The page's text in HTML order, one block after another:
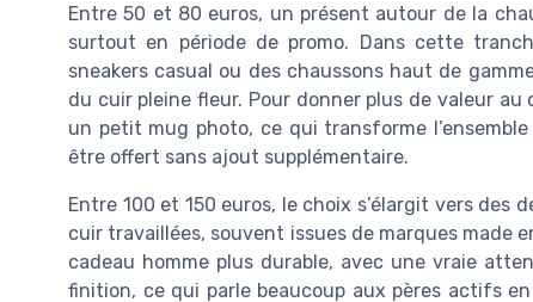
Entre 50 et 80 euros, un présent autour de la
surtout en période de promo. Dans cette
sneakers casual ou des chaussons haut de
du cuir pleine fleur. Pour donner plus de valeur
un petit mug photo, ce qui transforme
être offert sans ajout supplémentaire.
Entre 100 et 150 euros, le choix s’élargit vers des
cuir travaillées, souvent issues de marques made
cadeau homme plus durable, avec une vraie
finition, ce qui parle beaucoup aux pères actifs